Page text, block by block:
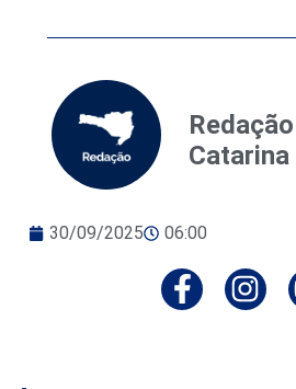
30/09/2025 06:00